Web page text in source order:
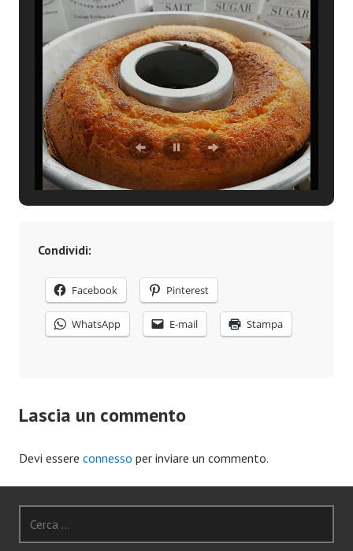
Condividi:
Facebook Pinterest
WhatsApp E-mail Stampa
Lascia un commento
Devi essere connesso per inviare un commento.
per: